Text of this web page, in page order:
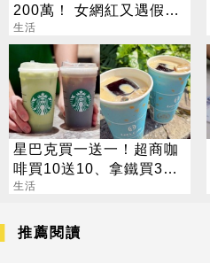
200萬！ 女網紅又遇假富
豪 養套殺噴2千萬
生活
星巴克買一送一！超商咖
啡買10送10、拿鐵買30
送30
生活
推薦閱讀